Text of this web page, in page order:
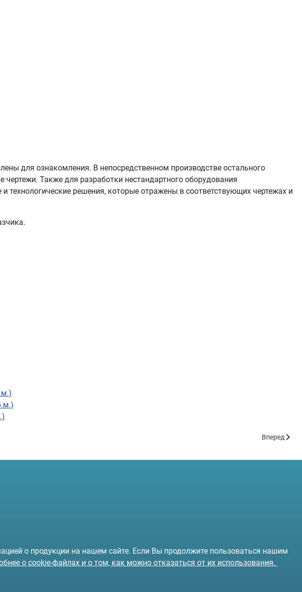
для ознакомления. В непосредственном производстве остального
Также для разработки нестандартного оборудования
решения, которые отражены в соответствующих чертежах и
Следующий:
Вперед
о продукции на нашем сайте. Если Вы продолжите пользоваться нашим
о cookie-файлах и о том, как можно отказаться от их использования.